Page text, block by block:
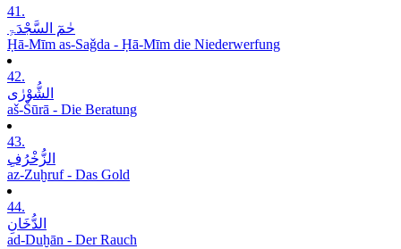
41.
حٰمٓ السَّجْدَۃِ
Ḥā-Mīm as-Saǧda - Ḥā-Mīm die Niederwerfung
42.
الشُّوْرٰی
aš-Šūrā - Die Beratung
43.
الزُّخْرُفِ
az-Zuḫruf - Das Gold
44.
الدُّخَانِ
ad-Duḫān - Der Rauch